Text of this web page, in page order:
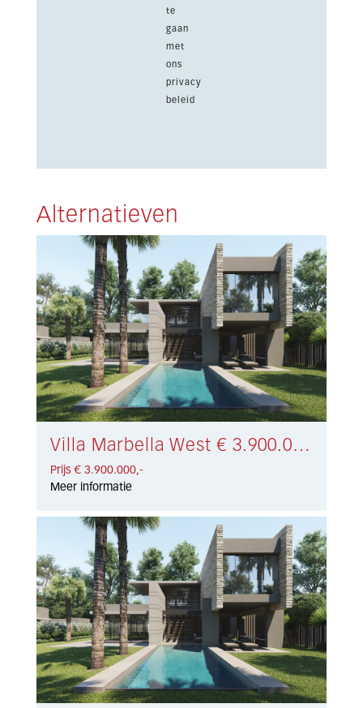
te
gaan
met
ons
privacy
beleid
Alternatieven
Villa Marbella West € 3.900.000,-
Prijs € 3.900.000,-
Meer informatie